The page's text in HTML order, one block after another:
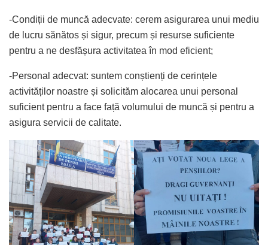
-Condiții de muncă adecvate: cerem asigurarea unui mediu
de lucru sănătos și sigur, precum și resurse suficiente
pentru a ne desfășura activitatea în mod eficient;
-Personal adecvat: suntem conștienți de cerințele
activităților noastre și solicităm alocarea unui personal
suficient pentru a face față volumului de muncă și pentru a
asigura servicii de calitate.